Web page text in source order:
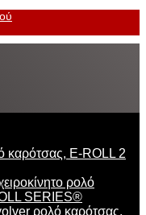
καρότσας, E-ROLL 2
ρολό
SERIES®
ρολό καρότσας,